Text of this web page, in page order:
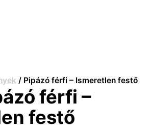
/ Pipázó férfi – Ismeretlen festő
férfi –
festő